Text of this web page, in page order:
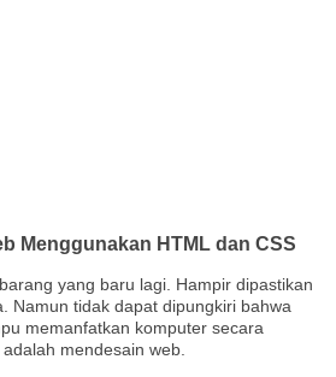
Menggunakan HTML dan CSS
yang baru lagi. Hampir dipastikan
Namun tidak dapat dipungkiri bahwa
memanfatkan komputer secara
mendesain web.